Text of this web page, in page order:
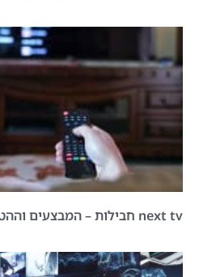
next tv חבילות – המבצעים וההטבות המשתלמות ביותר